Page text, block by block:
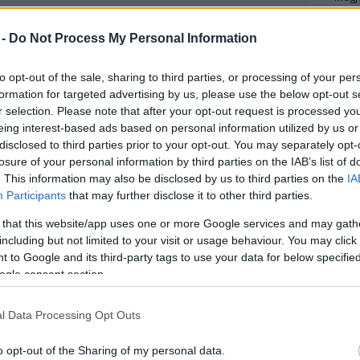
Do Not Process My Personal Information
opt-out of the sale, sharing to third parties, or processing of your
for targeted advertising by us, please use the below opt-out
selection. Please note that after your opt-out request is processed
interest-based ads based on personal information utilized by us
to third parties prior to your opt-out. You may separately
of your personal information by third parties on the IAB’s list of
This information may also be disclosed by us to third parties on the
Participants that may further disclose it to other third parties.
that this website/app uses one or more Google services and may
but not limited to your visit or usage behaviour. You may
to Google and its third-party tags to use your data for below
consent section.
Data Processing Opt Outs
opt-out of the Sharing of my personal data.
hangversenyen, amelyet a fogyatékos
érdekében szervez a Salva Vita
egyik legkeresettebb csillaga, Milánótól
zeneszerző és színész is. A
a Salvavita Alapítvány 15. születésnapját
a Zeneakadémia Nagytermében.
fellép Cserna Ildikó, Ulbrich Andrea, Otokar
Monteverdi Kórus, a Cantate vegyeskar,
- tudta meg az MTI tudósítója a Salva Vita
a küldetéssel, hogy hozzájáruljon az értelmi
megvalósulásához. Célja az, hogy
a fogyatékos emberek önálló életvitelét,
működtet - áll az alapítvány közleményében.
A
A